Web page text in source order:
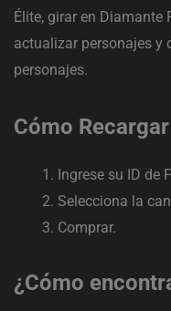
Élite, girar en Diamante
actualizar personajes y
personajes.
Cómo
Ingrese su ID de
Selecciona la
Comprar.
¿Cómo